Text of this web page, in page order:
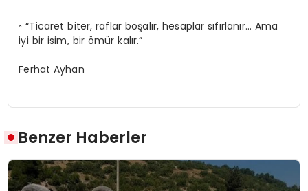
◦ “Ticaret biter, raflar boşalır, hesaplar sıfırlanır… Ama
iyi bir isim, bir ömür kalır.”
Ferhat Ayhan
Benzer Haberler